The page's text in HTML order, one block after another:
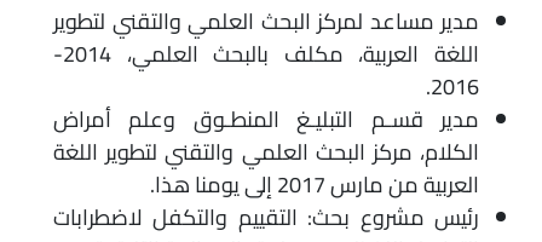
مدير مساعد لمركز البحث العلمي والتقني لتطوير
اللغة العربية، مكلف بالبحث العلمي، 2014-
2016.
مدير قسـم التبليـغ المنطـوق وعلم أمراض
الكلام، مركز البحث العلمي والتقني لتطوير اللغة
العربية من مارس 2017 إلى يومنا هذا.
رئيس مشروع بحث: التقييم والتكفل لاضطرابات